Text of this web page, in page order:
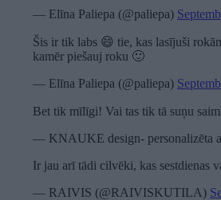
— Elīna Paliepa (@paliepa)
Šis ir tik labs 😄 tie, kas lasījuši
kamēr piešauj roku 🙂
— Elīna Paliepa (@paliepa)
Bet tik mīlīgi! Vai tas tik tā suņu
— KNAUKE design- personalizēta
Ir jau arī tādi cilvēki, kas sestdienas
— RAIVIS (@RAIVISKUTILA)